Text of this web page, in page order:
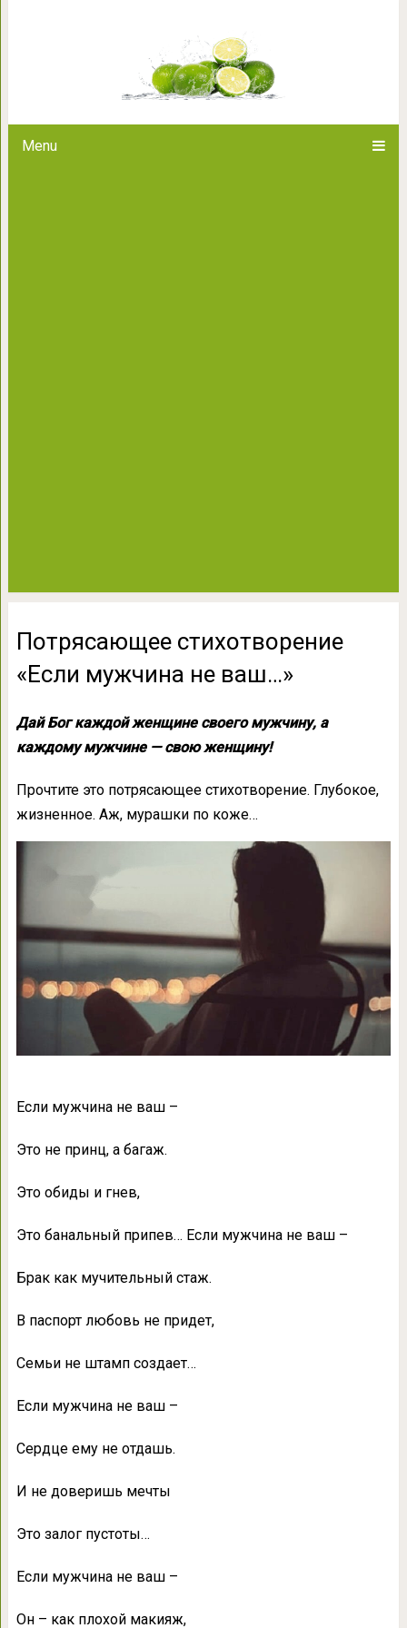
Menu
Потрясающее стихотворение
«Если мужчина не ваш…»
Дай Бог каждой женщине своего мужчину, а
каждому мужчине — свою женщину!
Прочтите это потрясающее стихотворение. Глубокое,
жизненное. Аж, мурашки по коже…
Если мужчина не ваш –
Это не принц, а багаж.
Это обиды и гнев,
Это банальный припев… Если мужчина не ваш –
Брак как мучительный стаж.
В паспорт любовь не придет,
Семьи не штамп создает…
Если мужчина не ваш –
Сердце ему не отдашь.
И не доверишь мечты
Это залог пустоты…
Если мужчина не ваш –
Он – как плохой макияж,